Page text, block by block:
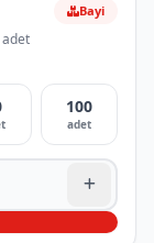
adet
Bayi
100
adet